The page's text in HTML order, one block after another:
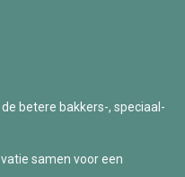
betere bakkers-, speciaal-
samen voor een